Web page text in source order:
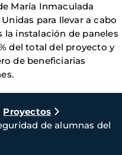
María Inmaculada
para llevar a cabo
la instalación de paneles
del total del proyecto y
de beneficiarias
Proyectos
de alumnas del